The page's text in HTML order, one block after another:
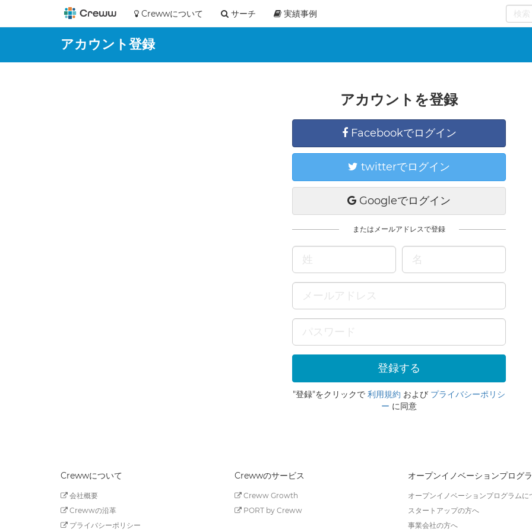
Crewwについて サーチ 実績事例
0
アカウント登録
アカウントを登録
Facebookでログイン
twitterでログイン
Googleでログイン
またはメールアドレスで登録
"登録"をクリックで 利用規約 および プライバシーポリシ
ー に同意
Crewwについて
会社概要
Crewwの沿革
プライバシーポリシー
Crewwのサービス
Creww Growth
PORT by Creww
オープンイノベーションプログ
オープンイノベーションプログラムに
スタートアップの方へ
事業会社の方へ